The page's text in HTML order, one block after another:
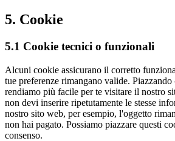
5. Cookie
5.1 Cookie tecnici o funzionali
Alcuni cookie assicurano il corretto
tue preferenze rimangano valide.
rendiamo più facile per te visitare il nostro
non devi inserire ripetutamente le stesse
nostro sito web, per esempio, l'oggetto
non hai pagato. Possiamo piazzare questi
consenso.